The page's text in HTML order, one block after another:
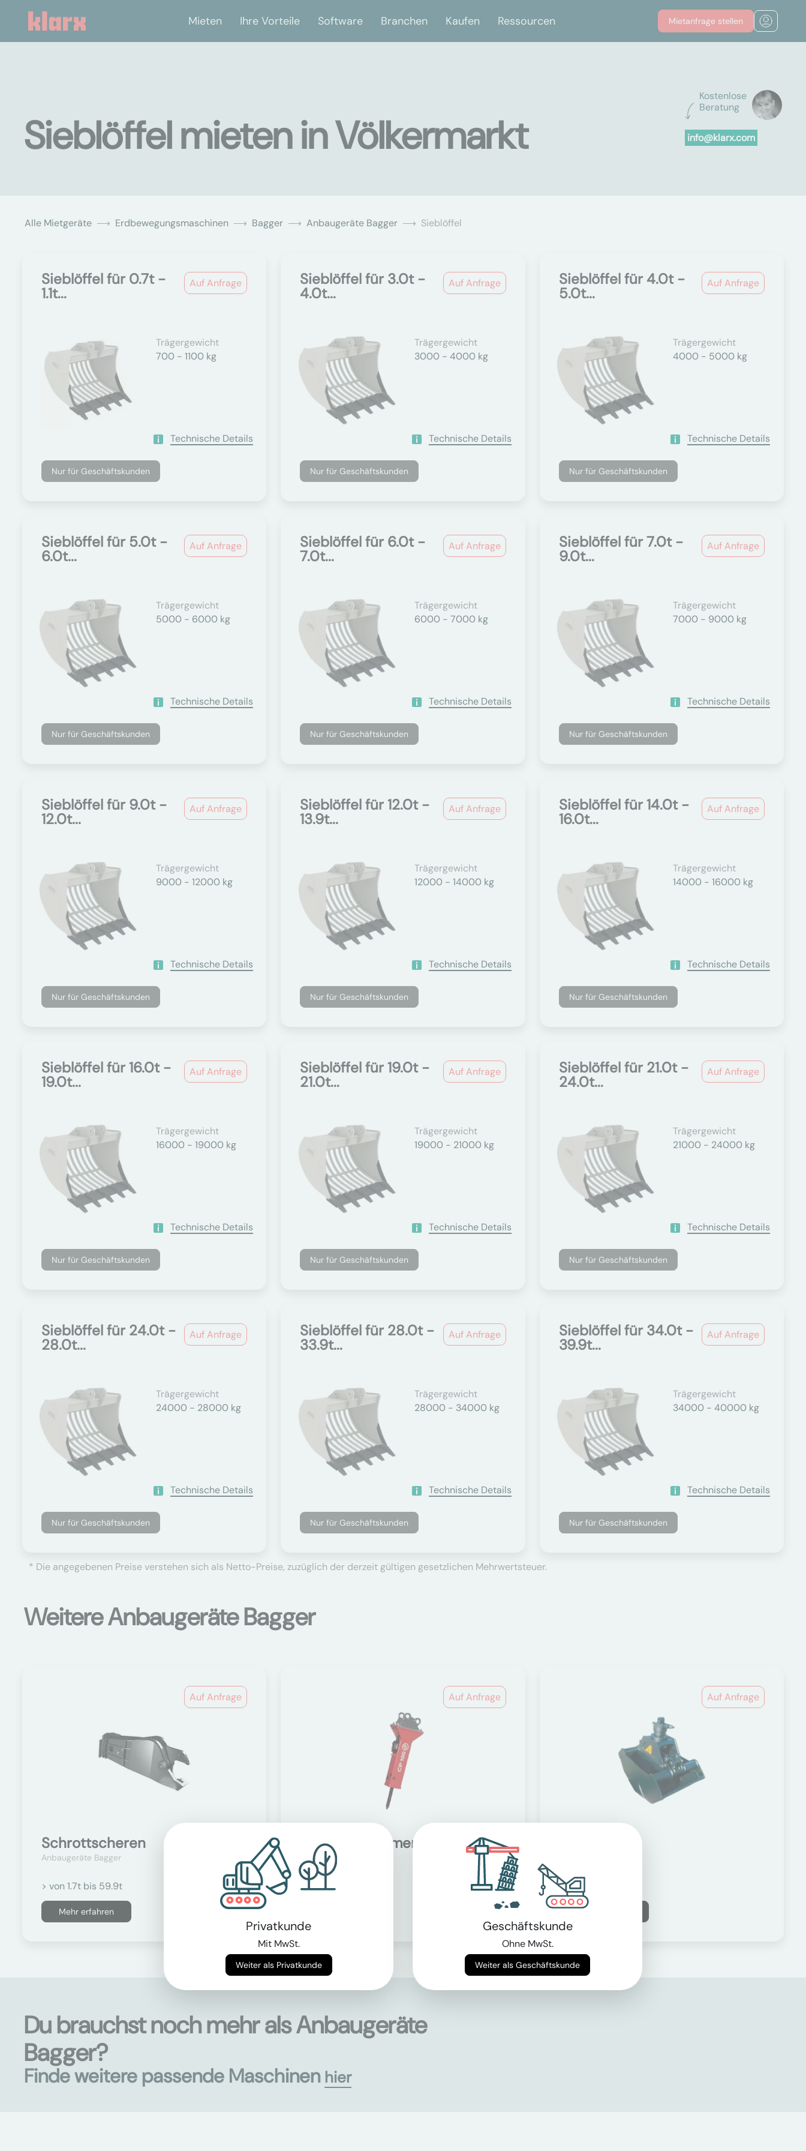
Mieten Ihre Vorteile Software Branchen Kaufen Ressourcen Mietanfrage stellen
Kostenlose
Beratung
info@klarx.com
Sieblöffel mieten in Völkermarkt
Alle Mietgeräte Erdbewegungsmaschinen Bagger Anbaugeräte Bagger Sieblöffel
Auf Anfrage
Sieblöffel für 0.7t -
1.1t...
Trägergewicht
700 - 1100 kg
Technische Details
Nur für Geschäftskunden
Auf Anfrage
Sieblöffel für 3.0t -
4.0t...
Trägergewicht
3000 - 4000 kg
Technische Details
Nur für Geschäftskunden
Auf Anfrage
Sieblöffel für 4.0t -
5.0t...
Trägergewicht
4000 - 5000 kg
Technische Details
Nur für Geschäftskunden
Auf Anfrage
Sieblöffel für 5.0t -
6.0t...
Trägergewicht
5000 - 6000 kg
Technische Details
Nur für Geschäftskunden
Auf Anfrage
Sieblöffel für 6.0t -
7.0t...
Trägergewicht
6000 - 7000 kg
Technische Details
Nur für Geschäftskunden
Auf Anfrage
Sieblöffel für 7.0t -
9.0t...
Trägergewicht
7000 - 9000 kg
Technische Details
Nur für Geschäftskunden
Auf Anfrage
Sieblöffel für 9.0t -
12.0t...
Trägergewicht
9000 - 12000 kg
Technische Details
Nur für Geschäftskunden
Auf Anfrage
Sieblöffel für 12.0t -
13.9t...
Trägergewicht
12000 - 14000 kg
Technische Details
Nur für Geschäftskunden
Auf Anfrage
Sieblöffel für 14.0t -
16.0t...
Trägergewicht
14000 - 16000 kg
Technische Details
Nur für Geschäftskunden
Auf Anfrage
Sieblöffel für 16.0t -
19.0t...
Trägergewicht
16000 - 19000 kg
Technische Details
Nur für Geschäftskunden
Auf Anfrage
Sieblöffel für 19.0t -
21.0t...
Trägergewicht
19000 - 21000 kg
Technische Details
Nur für Geschäftskunden
Auf Anfrage
Sieblöffel für 21.0t -
24.0t...
Trägergewicht
21000 - 24000 kg
Technische Details
Nur für Geschäftskunden
Auf Anfrage
Sieblöffel für 24.0t -
28.0t...
Trägergewicht
24000 - 28000 kg
Technische Details
Nur für Geschäftskunden
Auf Anfrage
Sieblöffel für 28.0t -
33.9t...
Trägergewicht
28000 - 34000 kg
Technische Details
Nur für Geschäftskunden
Auf Anfrage
Sieblöffel für 34.0t -
39.9t...
Trägergewicht
34000 - 40000 kg
Technische Details
Nur für Geschäftskunden
* Die angegebenen Preise verstehen sich als Netto-Preise, zuzüglich der derzeit gültigen gesetzlichen Mehrwertsteuer.
Weitere Anbaugeräte Bagger
Auf Anfrage
Schrottscheren
Anbaugeräte Bagger
> von 1.7t bis 59.9t
Mehr erfahren
Auf Anfrage
Hydraulikhammer
Anbaugeräte Bagger
> von 1.9t bis 59.9t
Auf Anfrage
Mehr erfahren
Du brauchst noch mehr als Anbaugeräte
Bagger?
Finde weitere passende Maschinen hier
Privatkunde
Mit MwSt.
Weiter als Privatkunde
Geschäftskunde
Ohne MwSt.
Weiter als Geschäftskunde